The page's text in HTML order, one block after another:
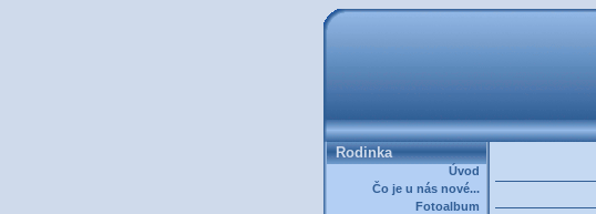
Rodinka
Úvod
Čo je u nás nové...
Fotoalbum